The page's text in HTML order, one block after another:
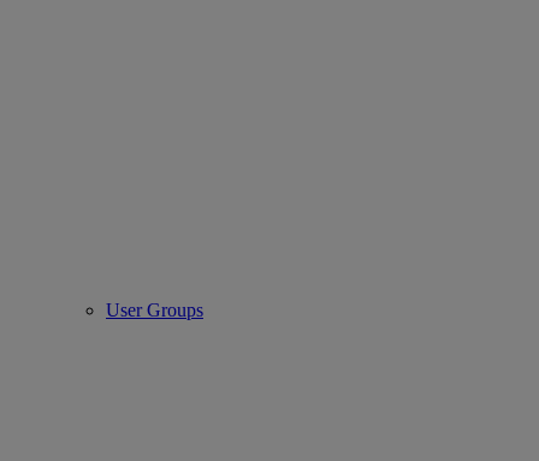
User Groups